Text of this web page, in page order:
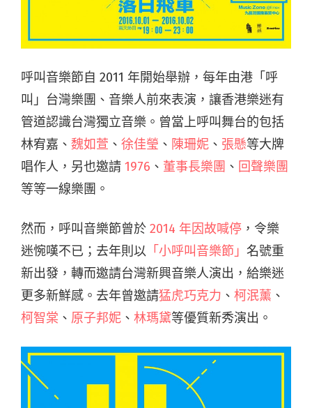
呼叫音樂節自 2011 年開始舉辦，每年由港「呼
叫」台灣樂團、音樂人前來表演，讓香港樂迷有
管道認識台灣獨立音樂。曾當上呼叫舞台的包括
林宥嘉、 魏如萱 、 徐佳瑩 、 陳珊妮 、 張懸等大牌
唱作人，另也邀請 1976 、 董事長樂團 、 回聲樂團
等等一線樂團。
然而，呼叫音樂節曾於 2014 年因故喊停 ，令樂
迷惋嘆不已；去年則以 「小呼叫音樂節」 名號重
新出發，轉而邀請台灣新興音樂人演出，給樂迷
更多新鮮感。去年曾邀請猛虎巧克力 、 柯泯薰 、
柯智棠 、 原子邦妮 、 林瑪黛等優質新秀演出。